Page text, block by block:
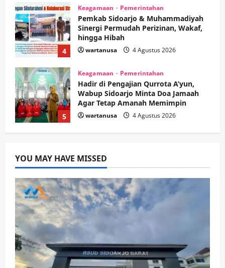
5
Keagamaan Pemerintahan
Hadir di Pengajian Qurrota A’yun,
Wabup Sidoarjo Minta Doa Jamaah
Agar Tetap Amanah Memimpin
wartanusa 4 Agustus 2026
1
Kesehatan Pembangunan
Pemerintahan
PANAS! Kalah Tender Proyek RSUD
Sibar Rp 9,9 M, Beranikah CV Tiga
Anugerah Utama Pertaruhkan
Jaminan Rp 100 Juta?
wartanusa 5 Agustus 2026
2
PWI dan Sapma PP Sidoarjo
Memanaskan Mesin Menuju Piala
Soccer
wartanusa 5 Agustus 2026
3
Ekonomi Hiburan Pemerintahan
HOT NEWS: Ribuan Warga Wage
Tumplek Blek di Bazar Rakyat Jalan
Jambu, Borong Kuliner UMKM Sambil
Nonton Jaranan!
wartanusa 4 Agustus 2026
YOU MAY HAVE MISSED